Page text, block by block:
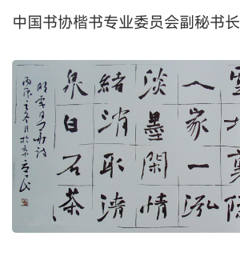
中国书协楷书专业委员会副秘书长